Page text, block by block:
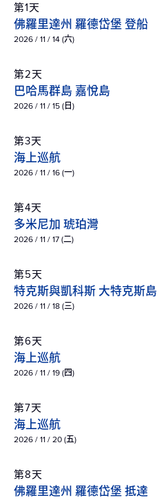
第1天
佛羅里達州 羅德岱堡 登船
2026 / 11 / 14 (六)
第2天
巴哈馬群島 嘉悅島
2026 / 11 / 15 (日)
第3天
海上巡航
2026 / 11 / 16 (一)
第4天
多米尼加 琥珀灣
2026 / 11 / 17 (二)
第5天
特克斯與凱科斯 大特克斯島
2026 / 11 / 18 (三)
第6天
海上巡航
2026 / 11 / 19 (四)
第7天
海上巡航
2026 / 11 / 20 (五)
第8天
佛羅里達州 羅德岱堡 抵達